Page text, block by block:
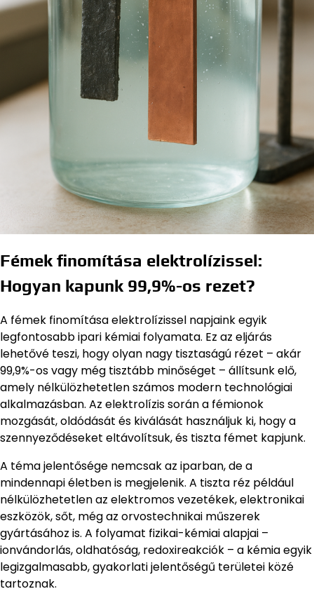
Fémek finomítása elektrolízissel:
Hogyan kapunk 99,9%-os rezet?
A fémek finomítása elektrolízissel napjaink egyik
legfontosabb ipari kémiai folyamata. Ez az eljárás
lehetővé teszi, hogy olyan nagy tisztaságú rézet – akár
99,9%-os vagy még tisztább minőséget – állítsunk elő,
amely nélkülözhetetlen számos modern technológiai
alkalmazásban. Az elektrolízis során a fémionok
mozgását, oldódását és kiválását használjuk ki, hogy a
szennyeződéseket eltávolítsuk, és tiszta fémet kapjunk.
A téma jelentősége nemcsak az iparban, de a
mindennapi életben is megjelenik. A tiszta réz például
nélkülözhetetlen az elektromos vezetékek, elektronikai
eszközök, sőt, még az orvostechnikai műszerek
gyártásához is. A folyamat fizikai-kémiai alapjai –
ionvándorlás, oldhatóság, redoxireakciók – a kémia egyik
legizgalmasabb, gyakorlati jelentőségű területei közé
tartoznak.